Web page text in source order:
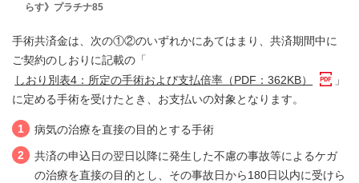
らす》プラチナ85
手術共済金は、次の①②のいずれかにあてはまり、共済期間中に
ご契約のしおりに記載の「
しおり別表4：所定の手術および支払倍率（PDF：362KB）
」
に定める手術を受けたとき、お支払いの対象となります。
1 病気の治療を直接の目的とする手術
2
共済の申込日の翌日以降に発生した不慮の事故等によるケガ
の治療を直接の目的とし、その事故日から180日以内に受けら